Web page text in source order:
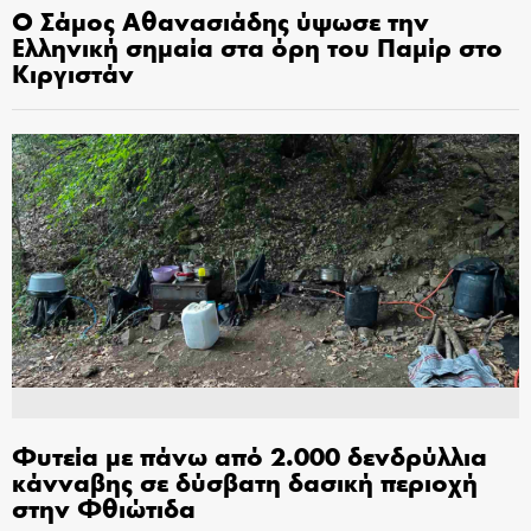
Ο Σάμος Αθανασιάδης ύψωσε την
Ελληνική σημαία στα όρη του Παμίρ στο
Κιργιστάν
Φυτεία με πάνω από 2.000 δενδρύλλια
κάνναβης σε δύσβατη δασική περιοχή
στην Φθιώτιδα